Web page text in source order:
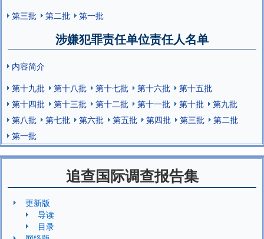
第三批
第二批 第一批
涉嫌犯罪责任单位责任人名单
内容简介
第十九批
第十八批 第十七批 第十六批
第十五批
第十四批
第十三批 第十二批 第十一批 第十批
第九批
第八批
第七批 第六批 第五批 第四批 第三批
第二批
第一批
追查国际调查报告集
更新版
导读
目录